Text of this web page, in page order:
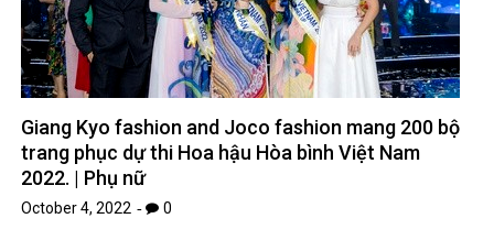
Giang Kyo fashion and Joco fashion mang 200 bộ
trang phục dự thi Hoa hậu Hòa bình Việt Nam
2022. | Phụ nữ
October 4, 2022 0